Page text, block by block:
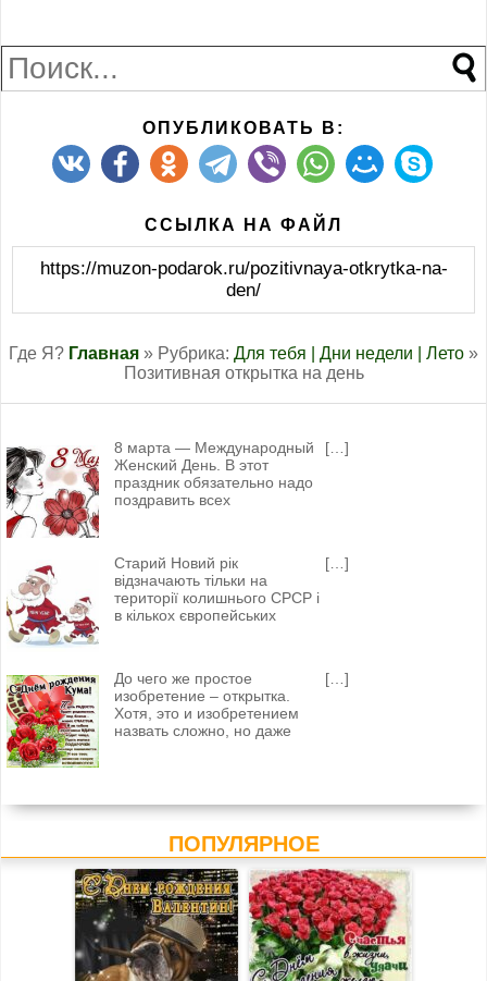
ОПУБЛИКОВАТЬ В:
ССЫЛКА НА ФАЙЛ
https://muzon-podarok.ru/pozitivnaya-otkrytka-na-
den/
Где Я? Главная » Рубрика: Для тебя | Дни недели | Лето »
Позитивная открытка на день
8 марта — Международный
Женский День. В этот
праздник обязательно надо
поздравить всех
[…]
Старий Новий рік
відзначають тільки на
території колишнього СРСР і
в кількох європейських
[…]
До чего же простое
изобретение – открытка.
Хотя, это и изобретением
назвать сложно, но даже
[…]
ПОПУЛЯРНОЕ